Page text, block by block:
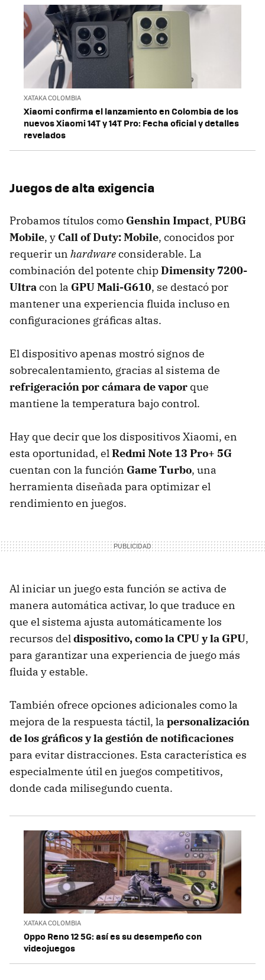
XATAKA COLOMBIA
Xiaomi confirma el lanzamiento en Colombia de los
nuevos Xiaomi 14T y 14T Pro: Fecha oficial y detalles
revelados
Juegos de alta exigencia
Probamos títulos como Genshin Impact, PUBG
Mobile, y Call of Duty: Mobile, conocidos por
requerir un hardwareconsiderable. La
combinación del potente chipDimensity 7200-
Ultracon la GPU Mali-G610, se destacó por
mantener una experiencia fluida incluso en
configuraciones gráficas altas.
El dispositivo apenas mostró signos de
sobrecalentamiento, gracias al sistema de
refrigeración por cámara de vapor que
mantiene la temperatura bajo control.
Hay que decir que los dispositivos Xiaomi, en
esta oportunidad, elRedmi Note 13 Pro+ 5G
cuentan con la función Game Turbo, una
herramienta diseñada para optimizar el
rendimiento en juegos.
Al iniciar un juego esta función se activa de
manera automática activar, lo que traduce en
que el sistema ajusta automáticamente los
recursos deldispositivo, como la CPU y la GPU,
para garantizar una experiencia de juego más
fluida y estable.
También ofrece opciones adicionales como la
mejora de la respuesta táctil, la personalización
de los gráficos y la gestión de notificaciones
para evitar distracciones. Esta característica es
especialmente útil en juegos competitivos,
donde cada milisegundo cuenta.
XATAKA COLOMBIA
Oppo Reno 12 5G: así es su desempeño con
videojuegos